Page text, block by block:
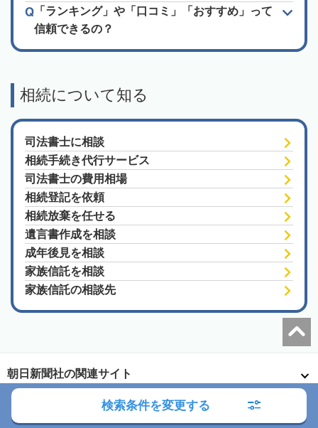
「ランキング」や「口コミ」「おすすめ」って
信頼できるの？
相続について知る
司法書士に相談
相続手続き代行サービス
司法書士の費用相場
相続登記を依頼
相続放棄を任せる
遺言書作成を相談
成年後見を相談
家族信託を相談
家族信託の相談先
検索条件を変更する
朝日新聞社の関連サイト
このサイトについて